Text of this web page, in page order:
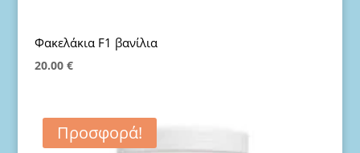
Φακελάκια F1 βανίλια
20.00 €
Προσφορά!